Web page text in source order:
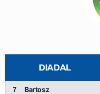
DIADAL
7
Bartosz